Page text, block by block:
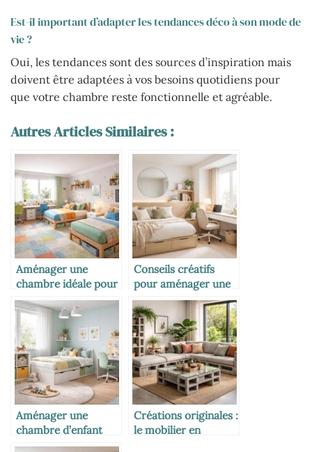
Est-il important d’adapter les tendances déco à son mode de
vie ?
Oui, les tendances sont des sources d’inspiration mais
doivent être adaptées à vos besoins quotidiens pour
que votre chambre reste fonctionnelle et agréable.
Autres Articles Similaires :
Aménager une
chambre idéale pour
deux enfants :
astuces et conseils
pratiques
Conseils créatifs
pour aménager une
petite chambre avec
style et
fonctionnalité
Aménager une
chambre d’enfant
avec IKEA : idées et
Créations originales :
le mobilier en